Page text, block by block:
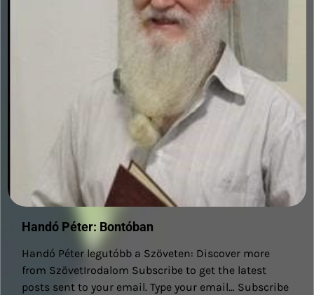
Handó Péter: Bontóban
Handó Péter legutóbb a Szöveten: Discover more
from SzövetIrodalom Subscribe to get the latest
posts sent to your email. Type your email… Subscribe